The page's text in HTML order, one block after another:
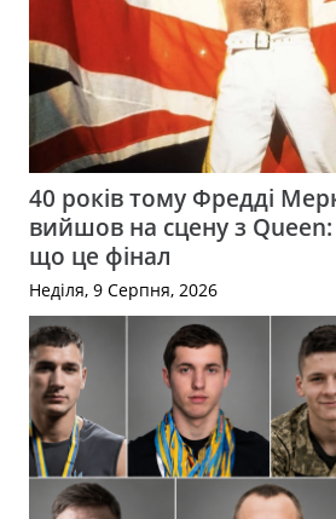
40 років тому Фредді
вийшов на сцену з Queen:
що це фінал
Неділя, 9 Серпня, 2026